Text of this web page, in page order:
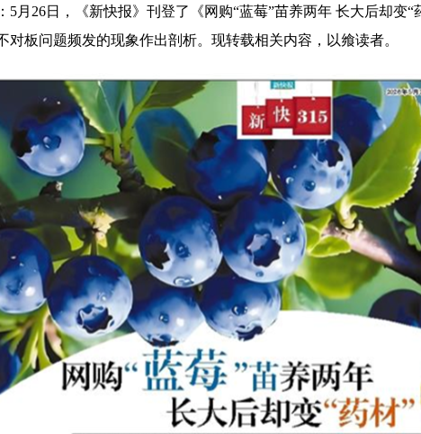
26日，《新快报》刊登了《网购“蓝莓”苗养两年 长大后却变“
对板问题频发的现象作出剖析。现转载相关内容，以飨读者。